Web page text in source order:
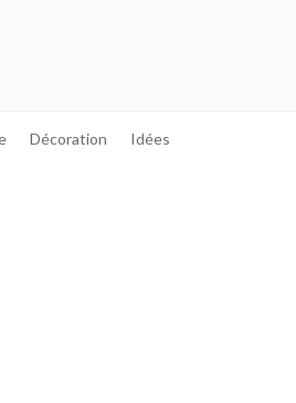
Décoration Idées